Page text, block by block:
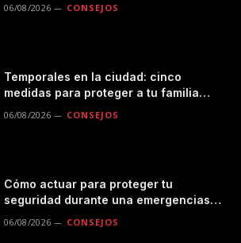
06/08/2026 CONSEJOS
Temporales en la ciudad: cinco
medidas para proteger a tu familia
06/08/2026 CONSEJOS
Cómo actuar para proteger tu
seguridad durante una emergencias
06/08/2026 CONSEJOS